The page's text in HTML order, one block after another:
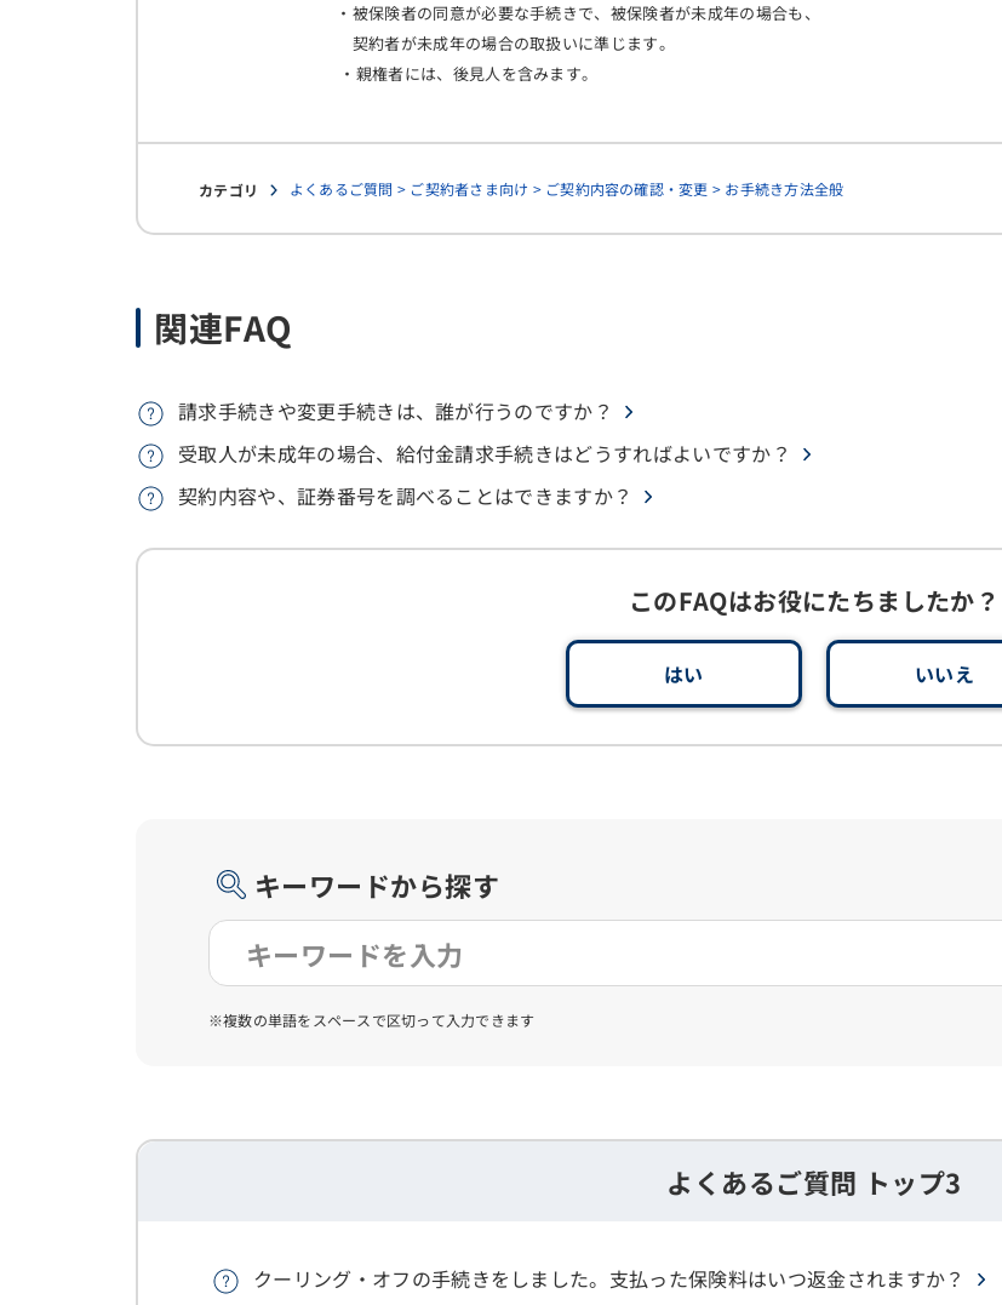
・被保険者の同意が必要な手続きで、被保険者が未成年の場合も、
契約者が未成年の場合の取扱いに準じます。
・親権者には、後見人を含みます。
カテゴリ よくあるご質問 > ご契約者さま向け > ご契約内容の確認・変更 > お手続き方法全般
関連FAQ
請求手続きや変更手続きは、誰が行うのですか？
受取人が未成年の場合、給付金請求手続きはどうすればよいですか？
契約内容や、証券番号を調べることはできますか？
このFAQはお役にたちましたか？
はい いいえ
キーワードから探す
※複数の単語をスペースで区切って入力できます
よくあるご質問 トップ3
クーリング・オフの手続きをしました。支払った保険料はいつ返金されますか？